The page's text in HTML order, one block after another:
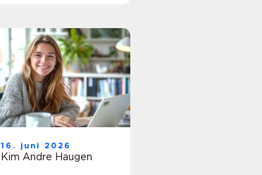
16. juni 2026
Kim Andre Haugen